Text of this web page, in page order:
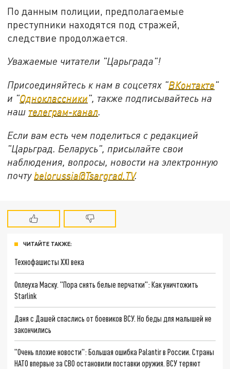
По данным полиции, предполагаемые
преступники находятся под стражей,
следствие продолжается.
Уважаемые читатели "Царьграда"!
Присоединяйтесь к нам в соцсетях "ВКонтакте"
и "Одноклассники", также подписывайтесь на
наш телеграм-канал.
Если вам есть чем поделиться с редакцией
"Царьград. Беларусь", присылайте свои
наблюдения, вопросы, новости на электронную
почту belorussia@Tsargrad.TV.
ЧИТАЙТЕ ТАКЖЕ:
Технофашисты XXI века
Оплеуха Маску. "Пора снять белые перчатки": Как уничтожить
Starlink
Даня с Дашей спаслись от боевиков ВСУ. Но беды для малышей не
закончились
"Очень плохие новости": Большая ошибка Palantir в России. Страны
НАТО впервые за СВО остановили поставки оружия. ВСУ теряют